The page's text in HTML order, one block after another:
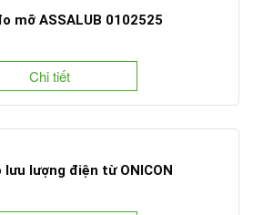
mỡ ASSALUB 0102525
Chi tiết
lượng điện từ ONICON